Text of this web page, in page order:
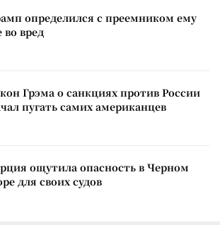
определился с преемником ему
во вред
Грэма о санкциях против России
пугать самих американцев
ощутила опасность в Черном
для своих судов